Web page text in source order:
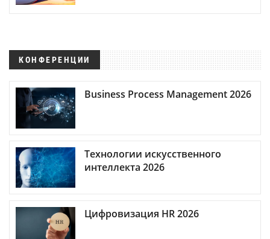
КОНФЕРЕНЦИИ
Business Process Management 2026
Технологии искусственного
интеллекта 2026
Цифровизация HR 2026